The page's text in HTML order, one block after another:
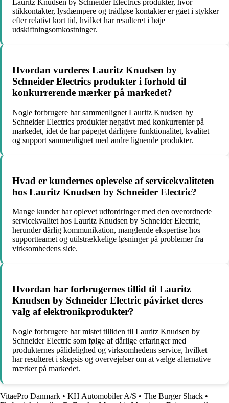
Lauritz Knudsen by Schneider Electrics produkter, hvor
stikkontakter, lysdæmpere og trådløse kontakter er gået i stykker
efter relativt kort tid, hvilket har resulteret i høje
udskiftningsomkostninger.
Hvordan vurderes Lauritz Knudsen by
Schneider Electrics produkter i forhold til
konkurrerende mærker på markedet?
Nogle forbrugere har sammenlignet Lauritz Knudsen by
Schneider Electrics produkter negativt med konkurrenter på
markedet, idet de har påpeget dårligere funktionalitet, kvalitet
og support sammenlignet med andre lignende produkter.
Hvad er kundernes oplevelse af servicekvaliteten
hos Lauritz Knudsen by Schneider Electric?
Mange kunder har oplevet udfordringer med den overordnede
servicekvalitet hos Lauritz Knudsen by Schneider Electric,
herunder dårlig kommunikation, manglende ekspertise hos
supportteamet og utilstrækkelige løsninger på problemer fra
virksomhedens side.
Hvordan har forbrugernes tillid til Lauritz
Knudsen by Schneider Electric påvirket deres
valg af elektronikprodukter?
Nogle forbrugere har mistet tilliden til Lauritz Knudsen by
Schneider Electric som følge af dårlige erfaringer med
produkternes pålidelighed og virksomhedens service, hvilket
har resulteret i skepsis og overvejelser om at vælge alternative
mærker på markedet.
VitaePro Danmark • KH Automobiler A/S • The Burger Shack •